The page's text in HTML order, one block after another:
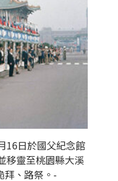
16日於國父紀念館
移靈至桃園縣大溪
拜、路祭。-